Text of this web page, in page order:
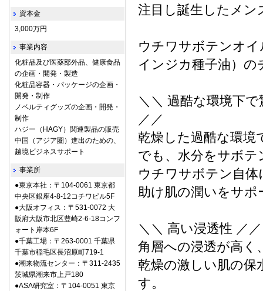
注目し誕生したメ
ウチワサボテンオ
インジカ種子油）の
＼＼ 過酷な環境下
／／
乾燥した過酷な環境
でも、水分をサボ
ウチワサボテン自
助け肌の潤いをサ
＼＼ 高い浸透性 ／／
角層への浸透が高く
乾燥の激しい肌の保
す。
資本金
3,000万円
事業内容
化粧品及び医薬部外品、健康食品
の企画・開発・製造
化粧品容器・パッケージの企画・
開発・制作
ノベルティグッズの企画・開発・
制作
ハジー（HAGY）関連製品の販売
中国（アジア圏）進出のための、
越境ビジネスサポート
事業所
●東京本社：〒104-0061 東京都
中央区銀座4-8-12コチワビル5F
●大阪オフィス：〒531-0072 大
阪府大阪市北区豊崎2-6-18コンフ
ォート岸本6F
●千葉工場：〒263-0001 千葉県
千葉市稲毛区長沼原町719-1
●潮来物流センター：〒311-2435
茨城県潮来市上戸180
●ASA研究室：〒104-0051 東京